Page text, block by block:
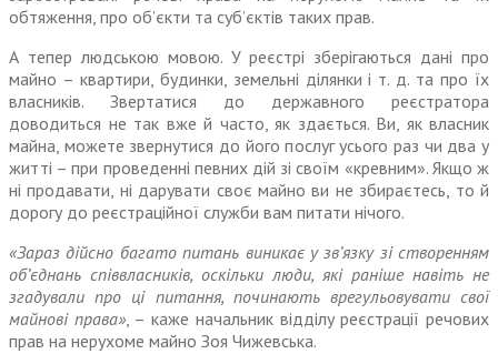
обтяження, про об’єкти та суб’єктів таких прав.
А тепер людською мовою. У реєстрі зберігаються дані про
майно – квартири, будинки, земельні ділянки і т. д. та про їх
власників. Звертатися до державного реєстратора
доводиться не так вже й часто, як здається. Ви, як власник
майна, можете звернутися до його послуг усього раз чи два у
житті – при проведенні певних дій зі своїм «кревним». Якщо ж
ні продавати, ні дарувати своє майно ви не збираєтесь, то й
дорогу до реєстраційної служби вам питати нічого.
«Зараз дійсно багато питань виникає у зв’язку зі створенням
об’єднань співвласників, оскільки люди, які раніше навіть не
згадували про ці питання, починають врегульовувати свої
майнові права», – каже начальник відділу реєстрації речових
прав на нерухоме майно Зоя Чижевська.